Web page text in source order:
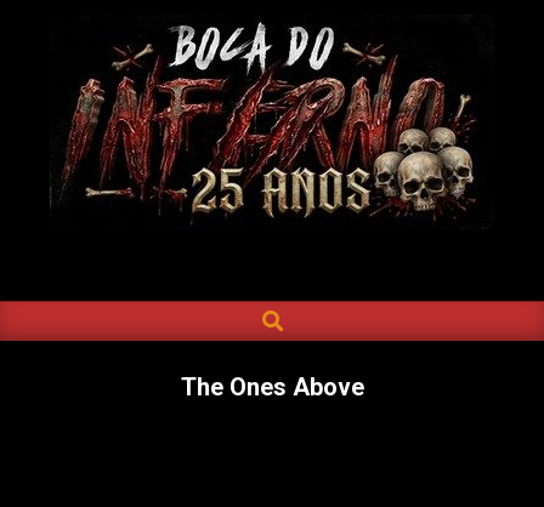
DO
INFERNO
Navigation
SEARCH
The Ones Above